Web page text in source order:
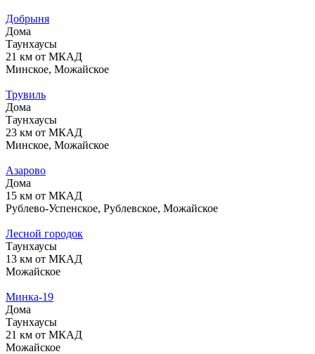
Добрыня
Дома
Таунхаусы
21 км от МКАД
Минское, Можайское
Трувиль
Дома
Таунхаусы
23 км от МКАД
Минское, Можайское
Азарово
Дома
15 км от МКАД
Рублево-Успенское, Рублевское, Можайское
Лесной городок
Таунхаусы
13 км от МКАД
Можайское
Минка-19
Дома
Таунхаусы
21 км от МКАД
Можайское